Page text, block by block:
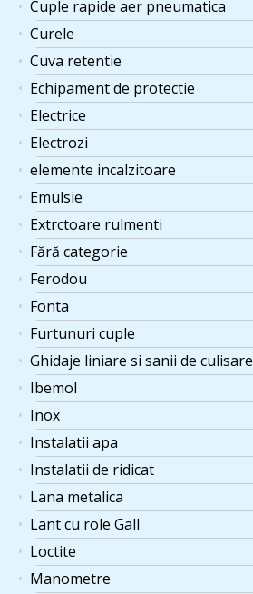
Cuple rapide aer pneumatica
Curele
Cuva retentie
Echipament de protectie
Electrice
Electrozi
elemente incalzitoare
Emulsie
Extrctoare rulmenti
Fără categorie
Ferodou
Fonta
Furtunuri cuple
Ghidaje liniare si sanii de culisare
Ibemol
Inox
Instalatii apa
Instalatii de ridicat
Lana metalica
Lant cu role Gall
Loctite
Manometre